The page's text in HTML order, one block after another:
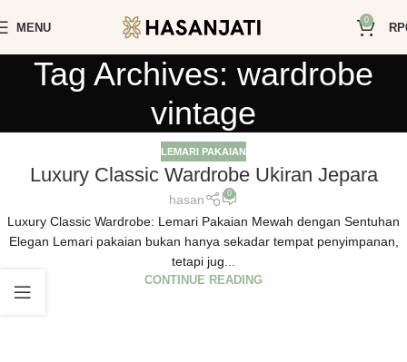
MENU
0
RP
Tag Archives: wardrobe
vintage
LEMARI PAKAIAN
Luxury Classic Wardrobe Ukiran Jepara
hasan 0
Luxury Classic Wardrobe: Lemari Pakaian Mewah dengan Sentuhan
Elegan Lemari pakaian bukan hanya sekadar tempat penyimpanan,
tetapi jug...
CONTINUE READING